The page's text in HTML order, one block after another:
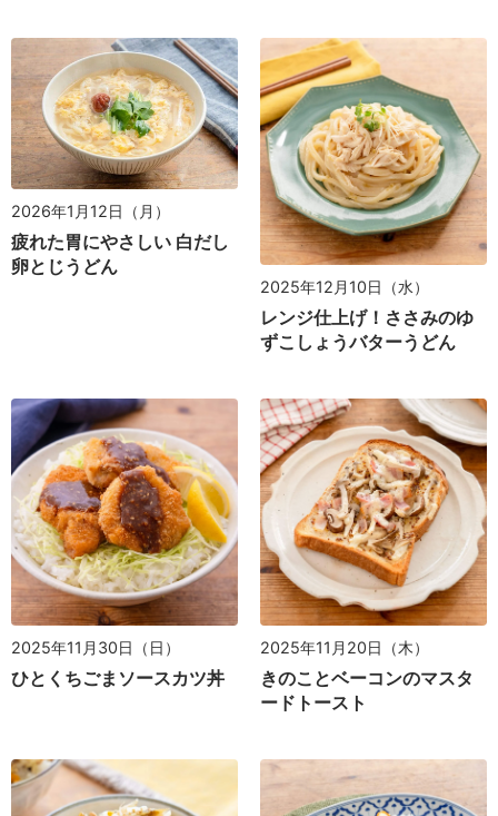
2026年1月12日（月）
疲れた胃にやさしい 白だし
卵とじうどん
2025年12月10日（水）
レンジ仕上げ！ささみのゆ
ずこしょうバターうどん
2025年11月30日（日）
ひとくちごまソースカツ丼
2025年11月20日（木）
きのことベーコンのマスタ
ードトースト